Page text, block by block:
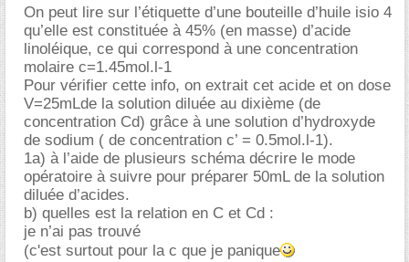
On peut lire sur l’étiquette d’une bouteille d’huile isio 4
qu’elle est constituée à 45% (en masse) d’acide
linoléique, ce qui correspond à une concentration
molaire c=1.45mol.l-1
Pour vérifier cette info, on extrait cet acide et on dose
V=25mLde la solution diluée au dixième (de
concentration Cd) grâce à une solution d’hydroxyde
de sodium ( de concentration c’ = 0.5mol.l-1).
1a) à l’aide de plusieurs schéma décrire le mode
opératoire à suivre pour préparer 50mL de la solution
diluée d’acides.
b) quelles est la relation en C et Cd :
je n’ai pas trouvé
(c'est surtout pour la c que je panique